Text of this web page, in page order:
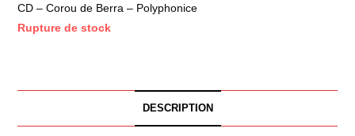
CD – Corou de Berra – Polyphonice
Rupture de stock
DESCRIPTION